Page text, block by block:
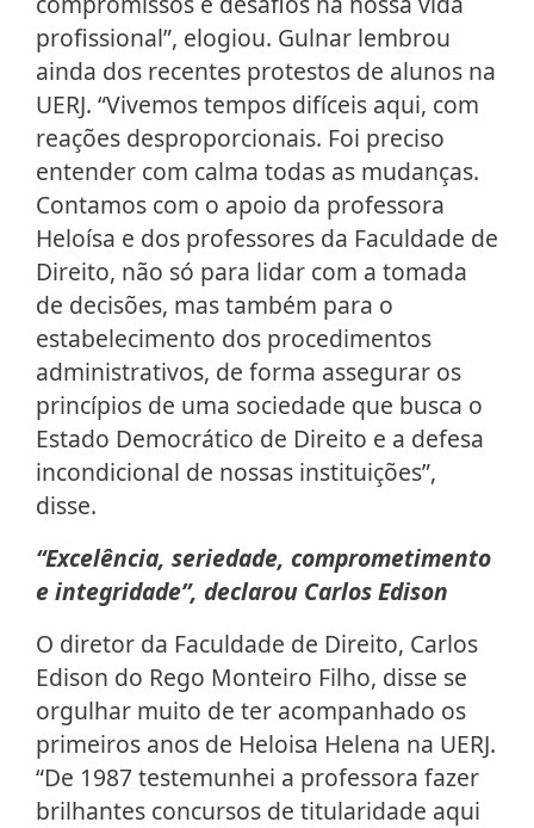
profissional”, elogiou. Gulnar lembrou
ainda dos recentes protestos de alunos na
UERJ. “Vivemos tempos difíceis aqui, com
reações desproporcionais. Foi preciso
entender com calma todas as mudanças.
Contamos com o apoio da professora
Heloísa e dos professores da Faculdade de
Direito, não só para lidar com a tomada
de decisões, mas também para o
estabelecimento dos procedimentos
administrativos, de forma assegurar os
princípios de uma sociedade que busca o
Estado Democrático de Direito e a defesa
incondicional de nossas instituições”,
disse.
“Excelência, seriedade, comprometimento
e integridade”, declarou Carlos Edison
O diretor da Faculdade de Direito, Carlos
Edison do Rego Monteiro Filho, disse se
orgulhar muito de ter acompanhado os
primeiros anos de Heloisa Helena na UERJ.
“De 1987 testemunhei a professora fazer
brilhantes concursos de titularidade aqui